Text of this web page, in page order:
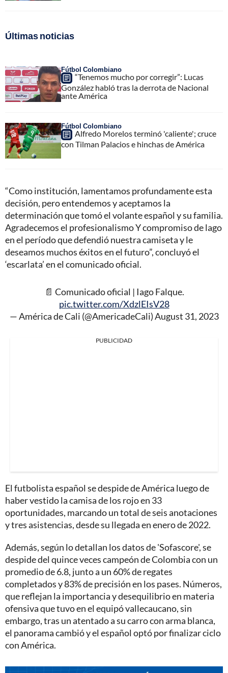
Últimas noticias
Fútbol Colombiano
“Tenemos mucho por corregir”: Lucas
González habló tras la derrota de Nacional
ante América
Fútbol Colombiano
Alfredo Morelos terminó 'caliente'; cruce
con Tilman Palacios e hinchas de América
“Como institución, lamentamos profundamente esta
decisión, pero entendemos y aceptamos la
determinación que tomó el volante español y su familia.
Agradecemos el profesionalismo Y compromiso de lago
en el período que defendió nuestra camiseta y le
deseamos muchos éxitos en el futuro”, concluyó el
‘escarlata’ en el comunicado oficial.
📄 Comunicado oficial | Iago Falque.
pic.twitter.com/XdzlEIsV28
— América de Cali (@AmericadeCali)August 31, 2023
PUBLICIDAD
El futbolista español se despide de América luego de
haber vestido la camisa de los rojo en 33
oportunidades, marcando un total de seis anotaciones
y tres asistencias, desde su llegada en enero de 2022.
Además, según lo detallan los datos de 'Sofascore', se
despide del quince veces campeón de Colombia con un
promedio de 6.8, junto a un 60% de regates
completados y 83% de precisión en los pases. Números,
que reflejan la importancia y desequilibrio en materia
ofensiva que tuvo en el equipó vallecaucano, sin
embargo, tras un atentado a su carro con arma blanca,
el panorama cambió y el español optó por finalizar ciclo
con América.